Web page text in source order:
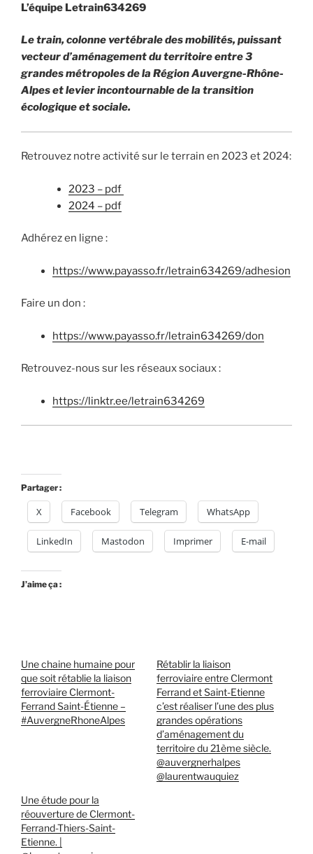
L’équipe Letrain634269
Le train, colonne vertébrale des mobilités, puissant
vecteur d’aménagement du territoire entre 3
grandes métropoles de la Région Auvergne-Rhône-
Alpes et levier incontournable de la transition
écologique et sociale.
Retrouvez notre activité sur le terrain en 2023 et 2024:
2023 – pdf
2024 – pdf
Adhérez en ligne :
https://www.payasso.fr/letrain634269/adhesion
Faire un don :
https://www.payasso.fr/letrain634269/don
Retrouvez-nous sur les réseaux sociaux :
https://linktr.ee/letrain634269
Partager :
X Facebook Telegram WhatsApp
LinkedIn Mastodon Imprimer E-mail
J’aime ça :
Une chaine humaine pour
que soit rétablie la liaison
ferroviaire Clermont-
Ferrand Saint-Étienne –
#AuvergneRhoneAlpes
Rétablir la liaison
ferroviaire entre Clermont
Ferrand et Saint-Etienne
c’est réaliser l’une des plus
grandes opérations
d’aménagement du
territoire du 21ème siècle.
@auvergnerhalpes
@laurentwauquiez
Une étude pour la
réouverture de Clermont-
Ferrand-Thiers-Saint-
Etienne. |